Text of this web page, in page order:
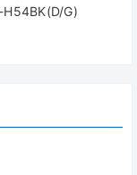
H54BK(D/G)